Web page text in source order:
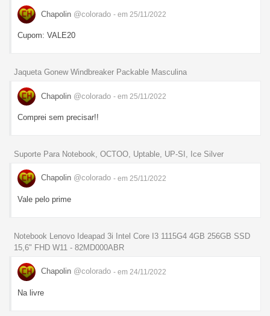
Chapolin @colorado - em 25/11/2022
Cupom: VALE20
Jaqueta Gonew Windbreaker Packable Masculina
Chapolin @colorado - em 25/11/2022
Comprei sem precisar!!
Suporte Para Notebook, OCTOO, Uptable, UP-SI, Ice Silver
Chapolin @colorado - em 25/11/2022
Vale pelo prime
Notebook Lenovo Ideapad 3i Intel Core I3 1115G4 4GB 256GB SSD
15,6" FHD W11 - 82MD000ABR
Chapolin @colorado - em 24/11/2022
Na livre